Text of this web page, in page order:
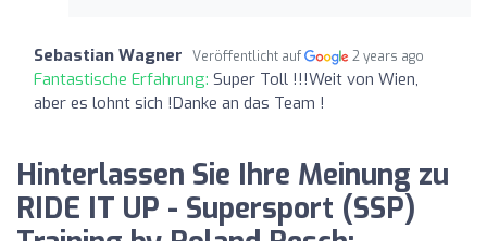
Sebastian Wagner Veröffentlicht auf 2 years ago
Fantastische Erfahrung: Super Toll !!!Weit von Wien,
aber es lohnt sich !Danke an das Team !
Hinterlassen Sie Ihre Meinung zu
RIDE IT UP - Supersport (SSP)